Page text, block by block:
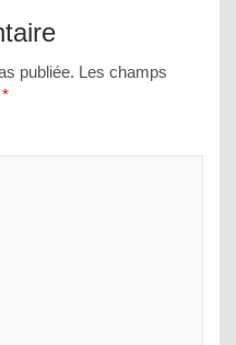
publiée. Les champs
*